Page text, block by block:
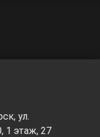
ул.
1 этаж, 27